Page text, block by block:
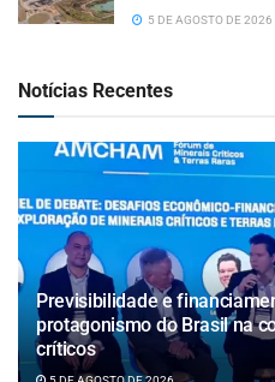
5 DE AGOSTO DE 2026
Notícias Recentes
Previsibilidade e
protagonismo do Brasil na
críticos